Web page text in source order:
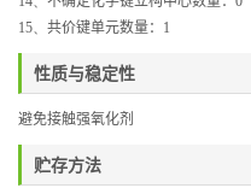
15、 共价键单元数量： 1
性质与稳定性
避免接触强氧化剂
贮存方法